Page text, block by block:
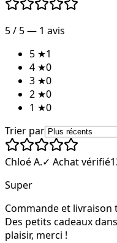
5/ 5 — 1 avis
5 ★1
4 ★0
3 ★0
2 ★0
1 ★0
Trier par
Chloé A.✓ Achat vérifié
Super
Commande et
Des petits cadeaux
plaisir, merci !